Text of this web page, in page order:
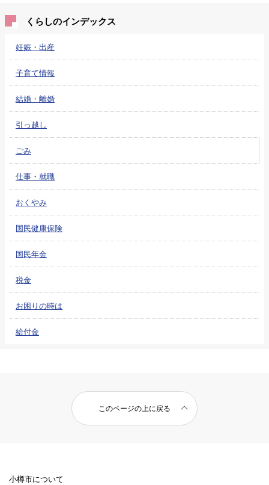
くらしのインデックス
妊娠・出産
子育て情報
結婚・離婚
引っ越し
ごみ
仕事・就職
おくやみ
国民健康保険
国民年金
税金
お困りの時は
給付金
このページの上に戻る
小樽市について